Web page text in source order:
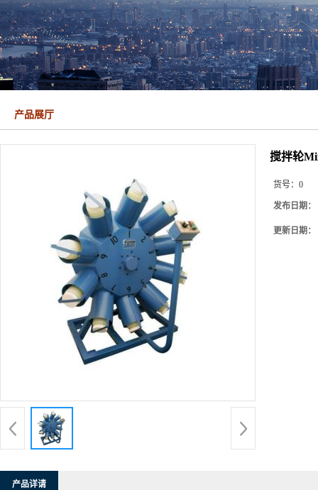
产品展厅
搅拌轮
货号： 0
发布日期：
更新日期：
产品详请